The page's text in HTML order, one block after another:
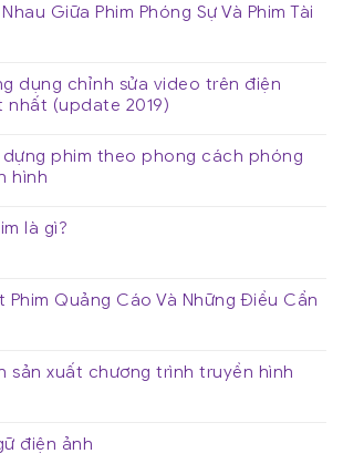
Giữa Phim Phóng Sự Và Phim Tài
dụng chỉnh sửa video trên điện
(update 2019)
dựng phim theo phong cách phóng
hình
là gì?
Phim Quảng Cáo Và Những Điều Cần
sản xuất chương trình truyền hình
điện ảnh